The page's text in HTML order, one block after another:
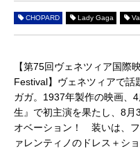
CHOPARD Lady Gaga
【第75回ヴェネツィア国際
Festival】 ヴェネツィアで話
ガガ。1937年製作の映画、
生』で初主演を果たし、8
オベーション！ 装いは、
ァレンティノのドレス＋シ